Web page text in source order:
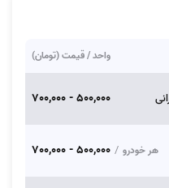
واحد / قیمت (تومان)
500,000 - 700,000
هر خودرو /
500,000 - 700,000